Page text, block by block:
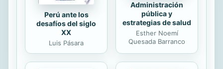
Perú ante los
desafíos del siglo
XX
Luis Pásara
Administración
pública y
estrategias de salud
Esther Noemí
Quesada Barranco